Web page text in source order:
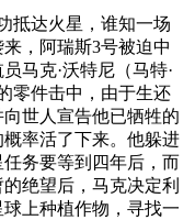
达火星，谁知一场
，阿瑞斯3号被迫中
马克·沃特尼（马特·
零件击中，由于生还
世人宣告他已牺牲的
率活了下来。他躲进
务要等到四年后，而
绝望后，马克决定利
上种植作物，寻找一